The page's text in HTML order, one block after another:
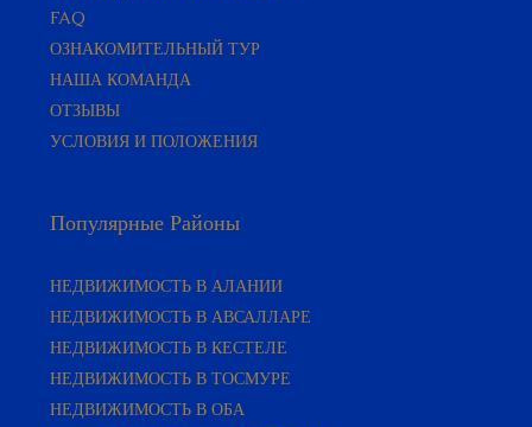
FAQ
ОЗНАКОМИТЕЛЬНЫЙ ТУР
НАША КОМАНДА
ОТЗЫВЫ
УСЛОВИЯ И ПОЛОЖЕНИЯ
Популярные Районы
НЕДВИЖИМОСТЬ В АЛАНИИ
НЕДВИЖИМОСТЬ В АВСАЛЛАРЕ
НЕДВИЖИМОСТЬ В КЕСТЕЛЕ
НЕДВИЖИМОСТЬ В ТОСМУРЕ
НЕДВИЖИМОСТЬ В ОБА